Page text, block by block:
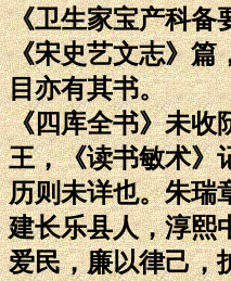
《卫生家宝产科备
《宋史艺文志》篇
目亦有其书。
《四库全书》未收
王，《读书敏术》
历则未详也。朱瑞
建长乐县人，淳熙
爱民，廉以律己，